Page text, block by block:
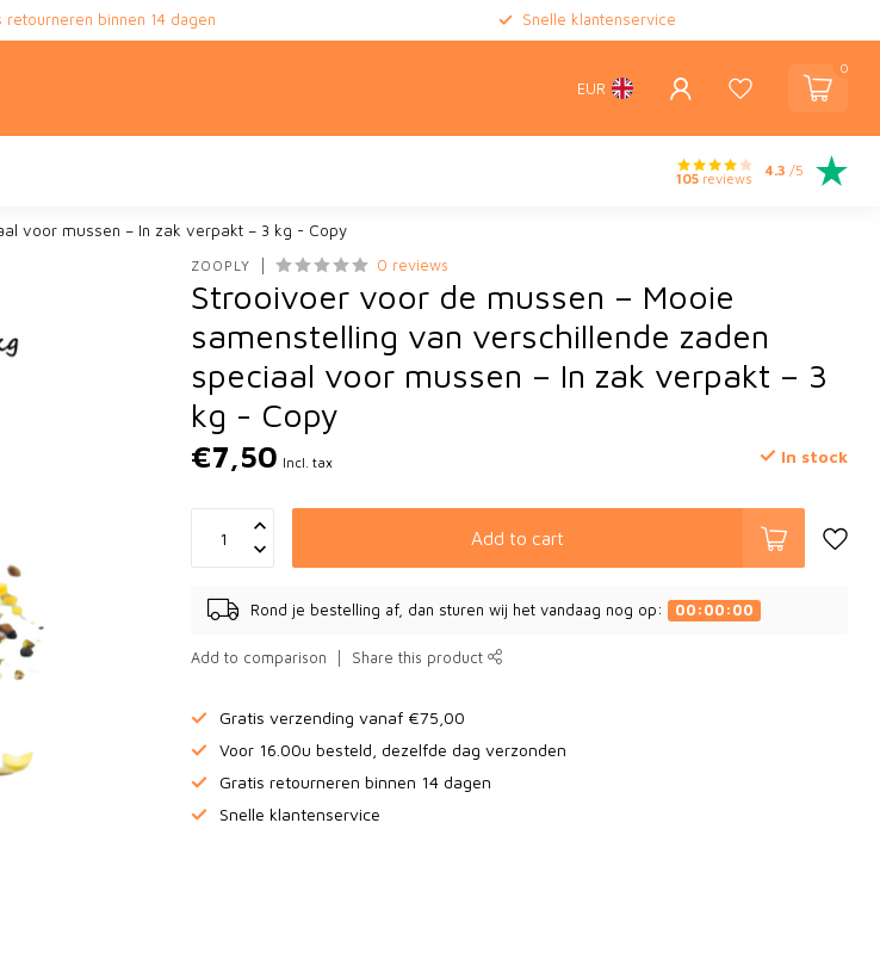
retourneren binnen 14 dagen Snelle klantenservice
EUR
0
105reviews
4.3 /5
voor mussen – In zak verpakt – 3 kg - Copy
ZOOPLY 0 reviews
Strooivoer voor de mussen – Mooie
samenstelling van verschillende zaden
speciaal voor mussen – In zak verpakt – 3
kg - Copy
€7,50 Incl. tax In stock
Add to cart
Rond je bestelling af, dan sturen wij het vandaag nog op: 00:00:00
Add to comparison Share this product
Gratis verzending vanaf €75,00
Voor 16.00u besteld, dezelfde dag verzonden
Gratis retourneren binnen 14 dagen
Snelle klantenservice